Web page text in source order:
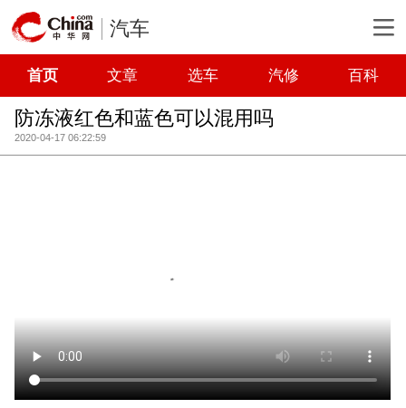
汽车
首页 文章 选车 汽修 百科
防冻液红色和蓝色可以混用吗
2020-04-17 06:22:59